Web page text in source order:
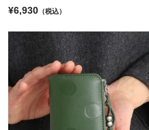
¥6,930 （税込）